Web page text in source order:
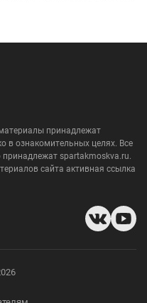
принадлежат
в ознакомительных целях. Все
spartakmoskva.ru.
сайта активная ссылка